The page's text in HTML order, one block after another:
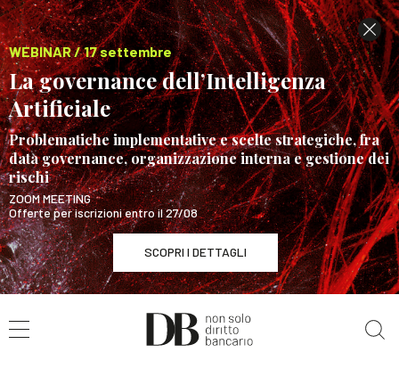
WEBINAR / 17 settembre
La governance dell’Intelligenza
Artificiale
Problematiche implementative e scelte strategiche, fra
data governance, organizzazione interna e gestione dei
rischi
ZOOM MEETING
Offerte per iscrizioni entro il 27/08
SCOPRI I DETTAGLI
WEBINAR / 17 settembre
La governance dell’Intelligenza Artificiale